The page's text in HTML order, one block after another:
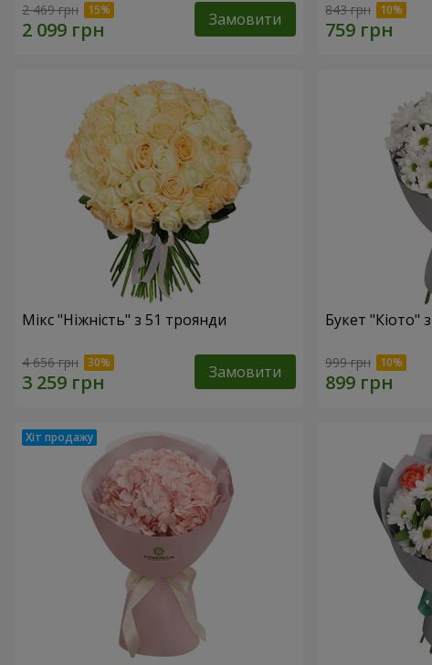
2 469 грн Замовити 843 грн
Мікс "Ніжність" з 51 троянди
4 656 грн Замовити
Букет "Кіото"
999 грн